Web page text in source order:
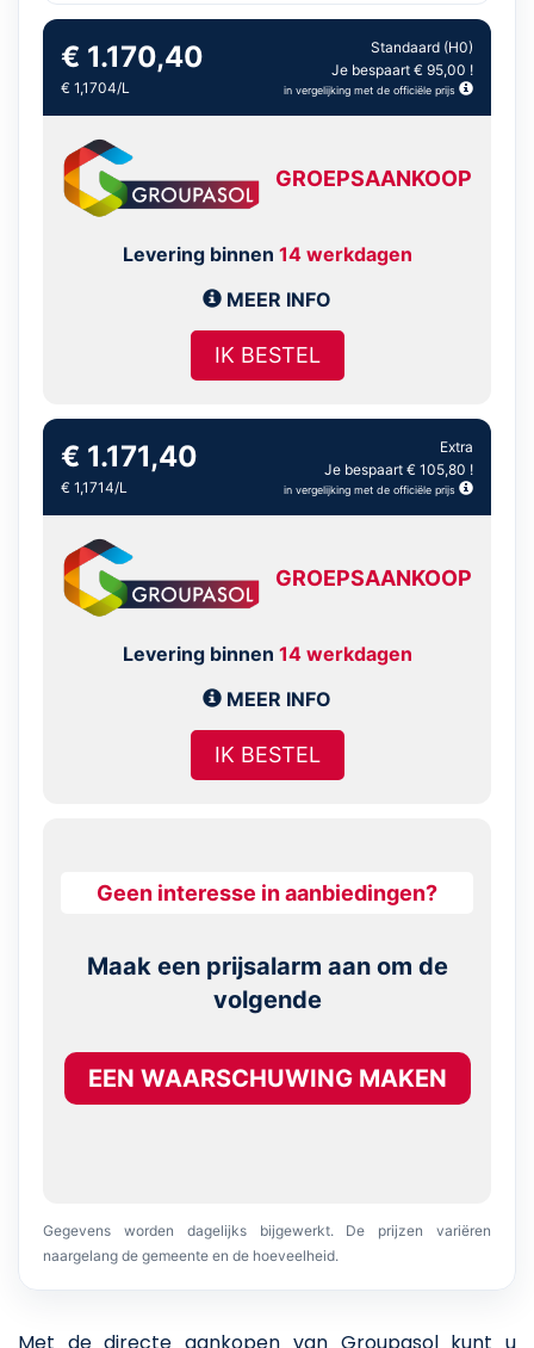
€ 1.170,40
€ 1,1704/L
Standaard (H0)
Je bespaart € 95,00 !
in vergelijking met de officiële prijs
GROEPSAANKOOP
Levering binnen 14 werkdagen
MEER INFO
IK BESTEL
€ 1.171,40
€ 1,1714/L
Extra
Je bespaart € 105,80 !
in vergelijking met de officiële prijs
GROEPSAANKOOP
Levering binnen 14 werkdagen
MEER INFO
IK BESTEL
Geen interesse in aanbiedingen?
Maak een prijsalarm aan om de
volgende
EEN WAARSCHUWING MAKEN
Gegevens worden dagelijks bijgewerkt. De prijzen variëren
naargelang de gemeente en de hoeveelheid.
Met de directe aankopen van Groupasol kunt u